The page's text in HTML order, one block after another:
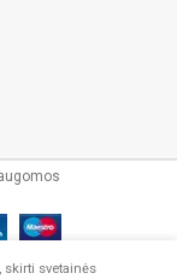
skirti svetainės